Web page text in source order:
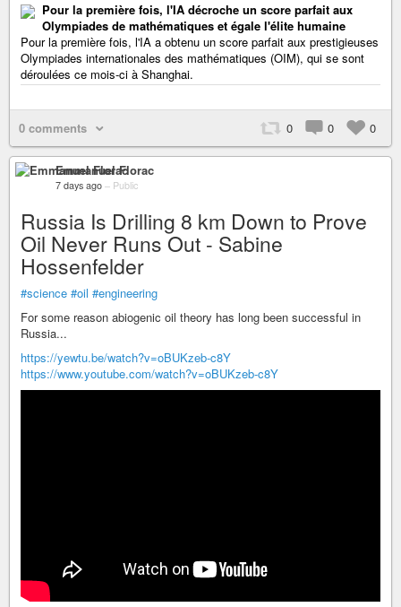
Pour la première fois, l'IA décroche un score parfait aux
Olympiades de mathématiques et égale l'élite humaine
Pour la première fois, l'IA a obtenu un score parfait aux prestigieuses
Olympiades internationales des mathématiques (OIM), qui se sont
déroulées ce mois-ci à Shanghai.
0 comments 0 0 0
Emmanuel Florac
7 days ago – Public
Russia Is Drilling 8 km Down to Prove
Oil Never Runs Out - Sabine
Hossenfelder
#science #oil #engineering
For some reason abiogenic oil theory has long been successful in
Russia...
https://yewtu.be/watch?v=oBUKzeb-c8Y
https://www.youtube.com/watch?v=oBUKzeb-c8Y